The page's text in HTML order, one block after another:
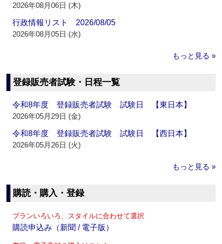
2026年08月06日 (木)
行政情報リスト 2026/08/05
2026年08月05日 (水)
もっと見る »
登録販売者試験・日程一覧
令和8年度 登録販売者試験 試験日 【東日本】
2026年05月29日 (金)
令和8年度 登録販売者試験 試験日 【西日本】
2026年05月26日 (火)
もっと見る »
購読・購入・登録
プランいろいろ、スタイルに合わせて選択
購読申込み（新聞 / 電子版）